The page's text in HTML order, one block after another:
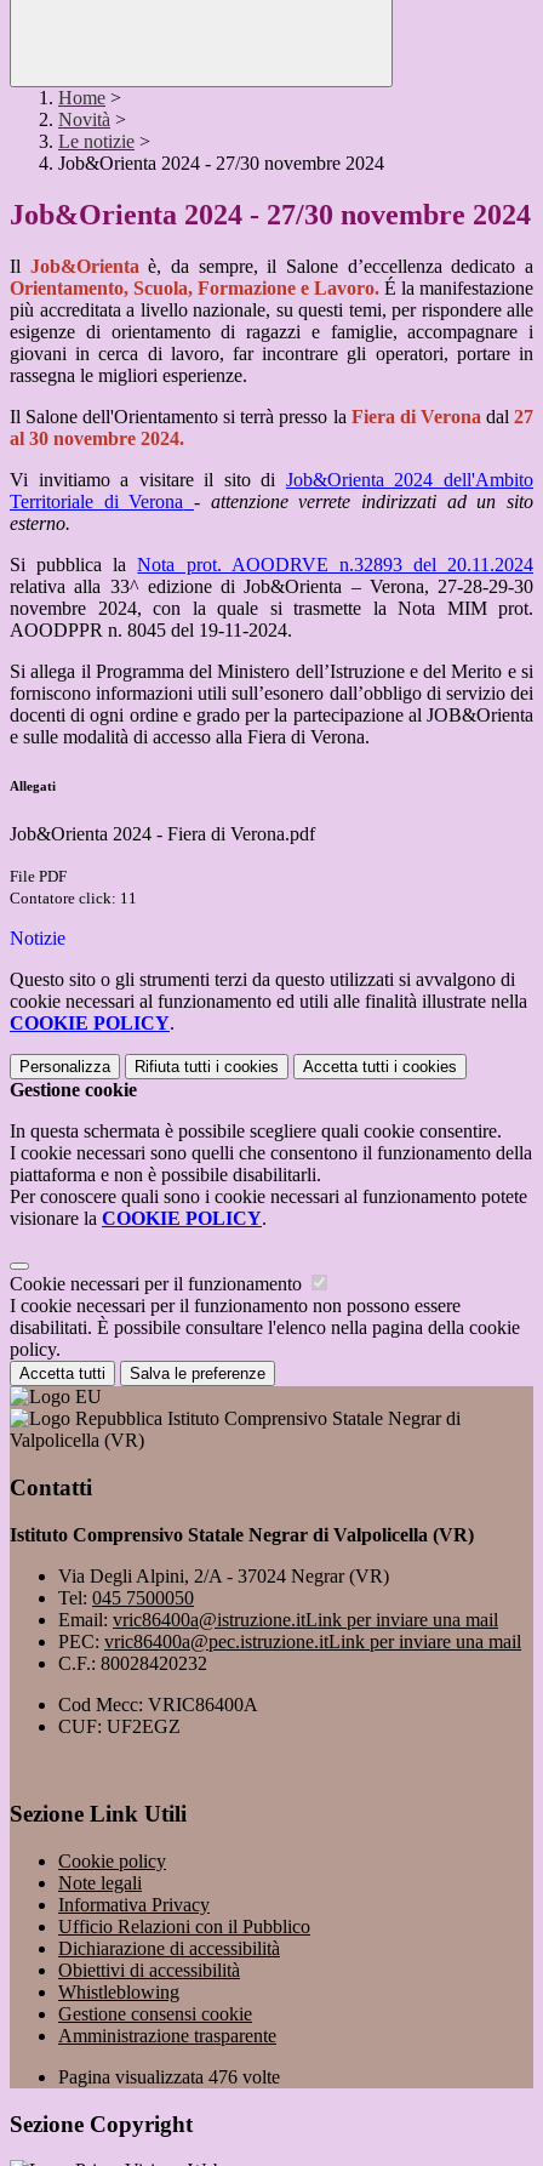
Home >
Novità >
Le notizie >
Job&Orienta 2024 - 27/30 novembre 2024
Job&Orienta 2024 - 27/30 novembre 2024
Il Job&Orienta è, da sempre, il Salone d’eccellenza dedicato a
Orientamento, Scuola, Formazione e Lavoro. É la manifestazione
più accreditata a livello nazionale, su questi temi, per rispondere alle
esigenze di orientamento di ragazzi e famiglie, accompagnare i
giovani in cerca di lavoro, far incontrare gli operatori, portare in
rassegna le migliori esperienze.
Il Salone dell'Orientamento si terrà presso la Fiera di Verona dal 27
al 30 novembre 2024.
Vi invitiamo a visitare il sito di Job&Orienta 2024 dell'Ambito
Territoriale di Verona - attenzione verrete indirizzati ad un sito
esterno.
Si pubblica laNota prot. AOODRVE n.32893 del 20.11.2024
relativa alla 33^ edizione di Job&Orienta – Verona, 27-28-29-30
novembre 2024, con la quale si trasmette la Nota MIM prot.
AOODPPR n. 8045 del 19-11-2024.
Si allega il Programma del Ministero dell’Istruzione e del Merito e si
forniscono informazioni utili sull’esonero dall’obbligo di servizio dei
docenti di ogni ordine e grado per la partecipazione al JOB&Orienta
e sulle modalità di accesso alla Fiera di Verona.
Allegati
Job&Orienta 2024 - Fiera di Verona.pdf
File PDF
Contatore click: 11
Notizie
Questo sito o gli strumenti terzi da questo utilizzati si avvalgono di
cookie necessari al funzionamento ed utili alle finalità illustrate nella
COOKIE POLICY.
Personalizza Rifiuta tutti i cookies Accetta tutti i cookies
Gestione cookie
In questa schermata è possibile scegliere quali cookie consentire.
I cookie necessari sono quelli che consentono il funzionamento della
piattaforma e non è possibile disabilitarli.
Per conoscere quali sono i cookie necessari al funzionamento potete
visionare la COOKIE POLICY.
Cookie necessari per il funzionamento
I cookie necessari per il funzionamento non possono essere
disabilitati. È possibile consultare l'elenco nella pagina della cookie
policy.
Accetta tutti Salva le preferenze
Istituto Comprensivo Statale Negrar di
Valpolicella (VR)
Contatti
Istituto Comprensivo Statale Negrar di Valpolicella (VR)
Via Degli Alpini, 2/A - 37024 Negrar (VR)
Tel: 045 7500050
Email: vric86400a@istruzione.itLink per inviare una mail
PEC: vric86400a@pec.istruzione.itLink per inviare una mail
C.F.: 80028420232
Cod Mecc: VRIC86400A
CUF: UF2EGZ
Sezione Link Utili
Cookie policy
Note legali
Informativa Privacy
Ufficio Relazioni con il Pubblico
Dichiarazione di accessibilità
Obiettivi di accessibilità
Whistleblowing
Gestione consensi cookie
Amministrazione trasparente
Pagina visualizzata 476 volte
Sezione Copyright